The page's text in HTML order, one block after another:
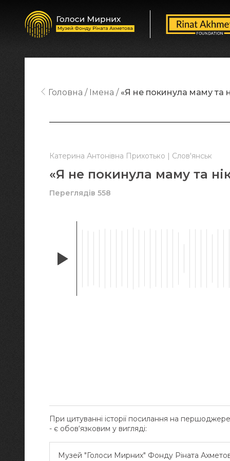
Катерина Антонівна Прихотько | Слов'янськ
«Я не покинула маму та
Переглядів 558
При цитуванні історії посилання на
- є обов‘язковим у вигляді:
Музей "Голоси Мирних" Фонду Ріната
Головна Імена «Я не покинула маму та